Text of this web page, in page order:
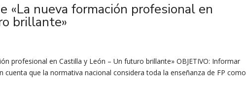
«La nueva formación profesional en
brillante»
profesional en Castilla y León – Un futuro brillante» OBJETIVO: Informar
cuenta que la normativa nacional considera toda la enseñanza de FP como